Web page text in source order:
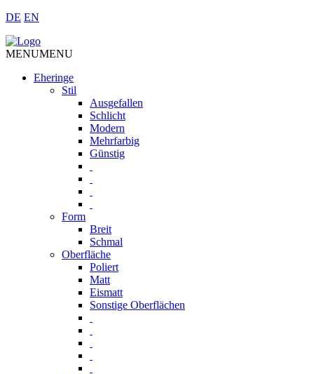
DE EN
MENUMENU
Eheringe
Stil
Ausgefallen
Schlicht
Modern
Mehrfarbig
Günstig
Form
Breit
Schmal
Oberfläche
Poliert
Matt
Eismatt
Sonstige Oberflächen